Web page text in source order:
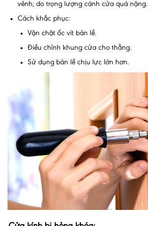
vênh; do trọng lượng cánh cửa quá nặng.
Cách khắc phục:
Vặn chặt ốc vít bản lề.
Điều chỉnh khung cửa cho thẳng.
Sử dụng bản lề chịu lực lớn hơn.